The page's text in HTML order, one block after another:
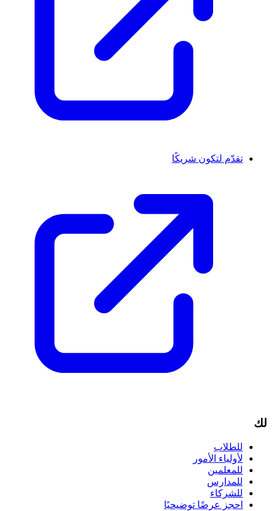
تقدّم لتكون شريكًا
لك
للطلاب
لأولياء الأمور
للمعلمين
للمدارس
للشركاء
احجز عرضًا توضيحيًا